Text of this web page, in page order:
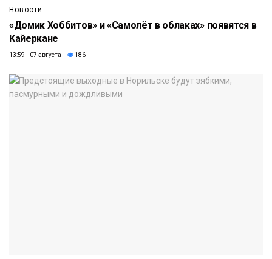
Новости
«Домик Хоббитов» и «Самолёт в облаках» появятся в
Кайеркане
13:59 07 августа 186